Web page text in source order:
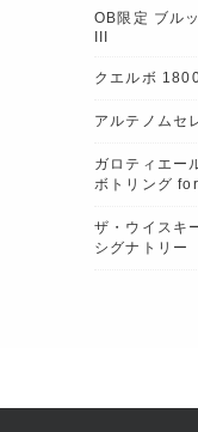
OB限定 ブル
クエルボ
アルテノムセ
ガロティエー
ボトリング
ザ・ウイスキ
シグナトリー